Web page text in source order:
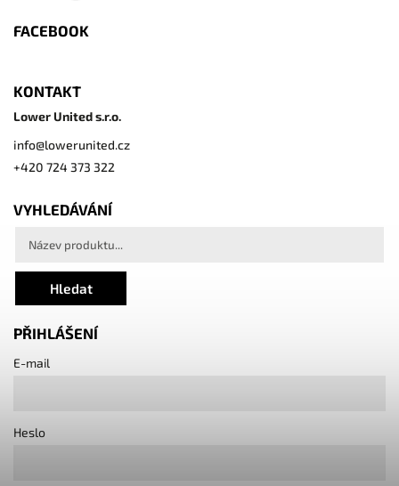
FACEBOOK
KONTAKT
Lower United s.r.o.
info@lowerunited.cz
+420 724 373 322
VYHLEDÁVÁNÍ
Hledat
PŘIHLÁŠENÍ
E-mail
Heslo